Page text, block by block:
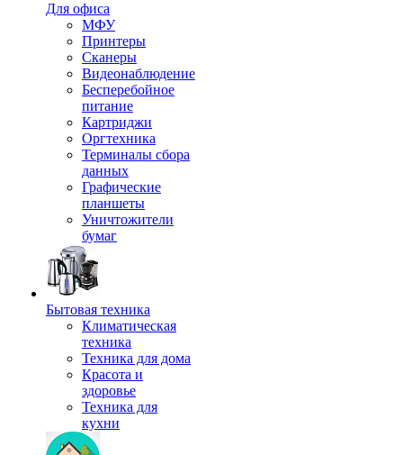
Для офиса
МФУ
Принтеры
Сканеры
Видеонаблюдение
Бесперебойное
питание
Картриджи
Оргтехника
Терминалы сбора
данных
Графические
планшеты
Уничтожители
бумаг
Бытовая техника
Климатическая
техника
Техника для дома
Красота и
здоровье
Техника для
кухни